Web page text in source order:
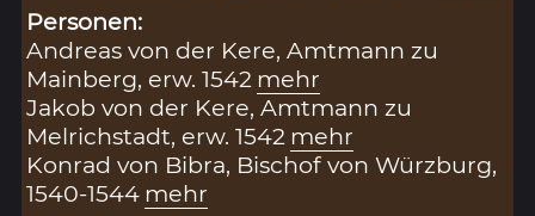
Personen:
Andreas von der Kere, Amtmann zu
Mainberg, erw. 1542 mehr
Jakob von der Kere, Amtmann zu
Melrichstadt, erw. 1542 mehr
Konrad von Bibra, Bischof von Würzburg,
1540-1544 mehr